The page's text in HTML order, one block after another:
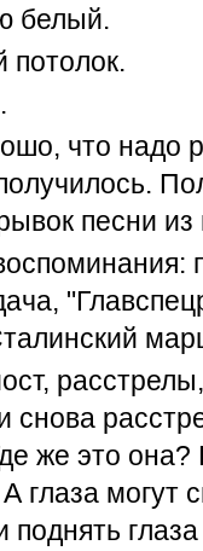
белый.
потолок.
что надо
песни из
снова
же это она?
глаза могут
поднять